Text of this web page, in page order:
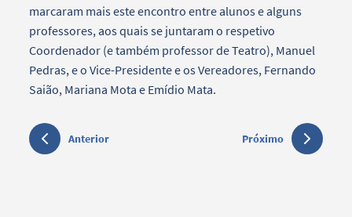
marcaram mais este encontro entre alunos e alguns
professores, aos quais se juntaram o respetivo
Coordenador (e também professor de Teatro), Manuel
Pedras, e o Vice-Presidente e os Vereadores, Fernando
Saião, Mariana Mota e Emídio Mata.
Anterior Próximo